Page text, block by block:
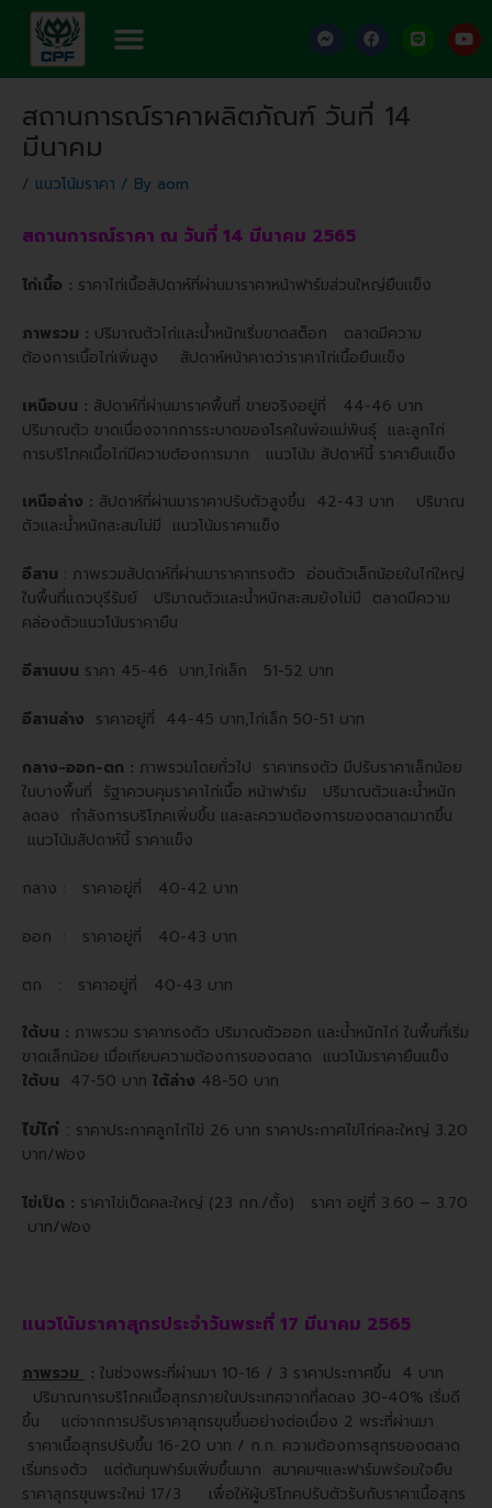
content
Menu F
a
e
o
o
s
e
g
e
F
a
e
b
o
o
L
i
e
Y
o
u
t
สถานการณ์ราคาผลิตภัณฑ์ วันที่ 14
มีนาคม
/ แนวโน้มราคา / By aom
สถานการณ์ราคา ณ วันที่ 14 มีนาคม 2565
ไก่เนื้อ : ราคาไก่เนื้อสัปดาห์ที่ผ่านมาราคาหน้าฟาร์มส่วนใหญ่ยืนแข็ง
ภาพรวม : ปริมาณตัวไก่และน้ำหนักเริ่มขาดสต็อก ตลาดมีความ
ต้องการเนื้อไก่เพิ่มสูง สัปดาห์หน้าคาดว่าราคาไก่เนื้อยืนแข็ง
เหนือบน : สัปดาห์ที่ผ่านมาราคพื้นที่ ขายจริงอยู่ที่ 44-46 บาท
ปริมาณตัว ขาดเนื่องจากการระบาดของโรคในพ่อแม่พันธุ์ และลูกไก่
การบริโภคเนื้อไก่มีความต้องการมาก แนวโน้ม สัปดาห์นี้ ราคายืนแข็ง
เหนือล่าง : สัปดาห์ที่ผ่านมาราคาปรับตัวสูงขึ้น 42-43 บาท ปริมาณ
ตัวและน้ำหนักสะสมไม่มี แนวโน้มราคาแข็ง
อีสาน : ภาพรวมสัปดาห์ที่ผ่านมาราคาทรงตัว อ่อนตัวเล็กน้อยในไก่ใหญ่
ในพื้นที่แถวบุรีรัมย์ ปริมาณตัวและน้ำหนักสะสมยังไม่มี ตลาดมีความ
คล่องตัวแนวโน้มราคายืน
อีสานบน ราคา 45-46 บาท,ไก่เล็ก 51-52 บาท
อีสานล่าง ราคาอยู่ที่ 44-45 บาท,ไก่เล็ก 50-51 บาท
กลาง-ออก-ตก : ภาพรวมโดยทั่วไป ราคาทรงตัว มีปรับราคาเล็กน้อย
ในบางพื้นที่ รัฐาควบคุมราคาไก่เนื้อ หน้าฟาร์ม ปริมาณตัวและน้ำหนัก
ลดลง กำลังการบริโภคเพิ่มขึ้น และละความต้องการของตลาดมากขึ้น
แนวโน้มสัปดาห์นี้ ราคาแข็ง
กลาง : ราคาอยู่ที่ 40-42 บาท
ออก : ราคาอยู่ที่ 40-43 บาท
ตก : ราคาอยู่ที่ 40-43 บาท
ใต้บน : ภาพรวม ราคาทรงตัว ปริมาณตัวออก และน้ำหนักไก่ ในพื้นที่เริ่ม
ขาดเล็กน้อย เมื่อเทียบความต้องการของตลาด แนวโน้มราคายืนแข็ง
ใต้บน 47-50 บาท ใต้ล่าง 48-50 บาท
ไข่ไก่ : ราคาประกาศลูกไก่ไข่ 26 บาท ราคาประกาศไข่ไก่คละใหญ่ 3.20
บาท/ฟอง
ไข่เป็ด : ราคาไข่เป็ดคละใหญ่ (23 กก./ตั้ง) ราคา อยู่ที่ 3.60 – 3.70
บาท/ฟอง
แนวโน้มราคาสุกรประจำวันพระที่ 17 มีนาคม 2565
ภาพรวม : ในช่วงพระที่ผ่านมา 10-16 / 3 ราคาประกาศขึ้น 4 บาท
ปริมาณการบริโภคเนื้อสุกรภายในประเทศจากที่ลดลง 30-40% เริ่มดี
ขึ้น แต่จากการปรับราคาสุกรขุนขึ้นอย่างต่อเนื่อง 2 พระที่ผ่านมา
ราคาเนื้อสุกรปรับขึ้น 16-20 บาท / ก.ก. ความต้องการสุกรของตลาด
เริ่มทรงตัว แต่ต้นทุนฟาร์มเพิ่มขึ้นมาก สมาคมฯและฟาร์มพร้อมใจยืน
ราคาสุกรขุนพระใหม่ 17/3 เพื่อให้ผู้บริโภคปรับตัวรับกับราคาเนื้อสุกร
navigation